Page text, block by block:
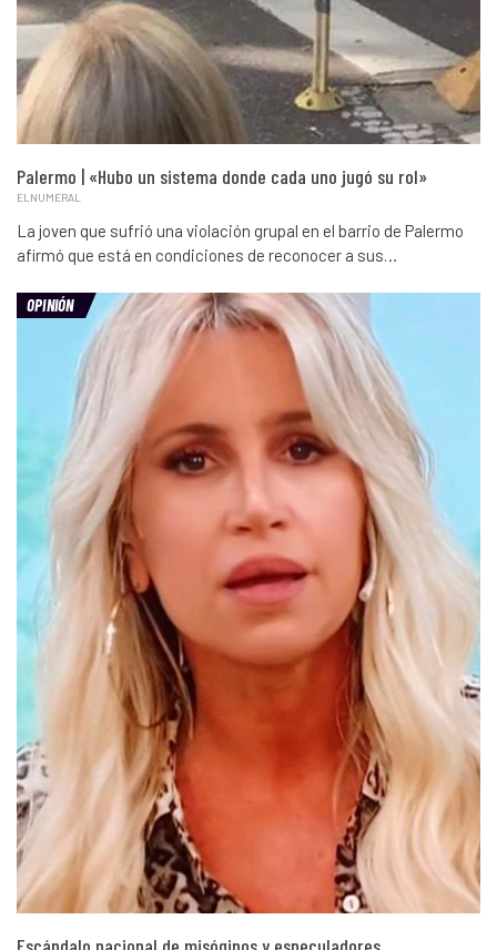
Palermo | «Hubo un sistema donde cada uno jugó su rol»
ELNUMERAL
La joven que sufrió una violación grupal en el barrio de Palermo
afirmó que está en condiciones de reconocer a sus…
OPINIÓN